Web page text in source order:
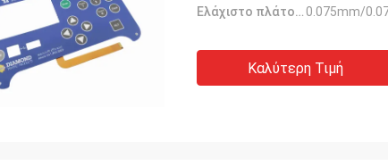
Ελάχιστο πλάτος γραμμής/διαχωρισμός μεταξύ προϊόντων: 0.075mm/
Καλύτερη Τιμή